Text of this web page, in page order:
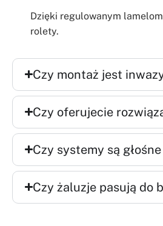
Dzięki regulowanym
rolety.
Czy montaż jest
Czy oferujecie
Czy systemy są
Czy żaluzje pasują do